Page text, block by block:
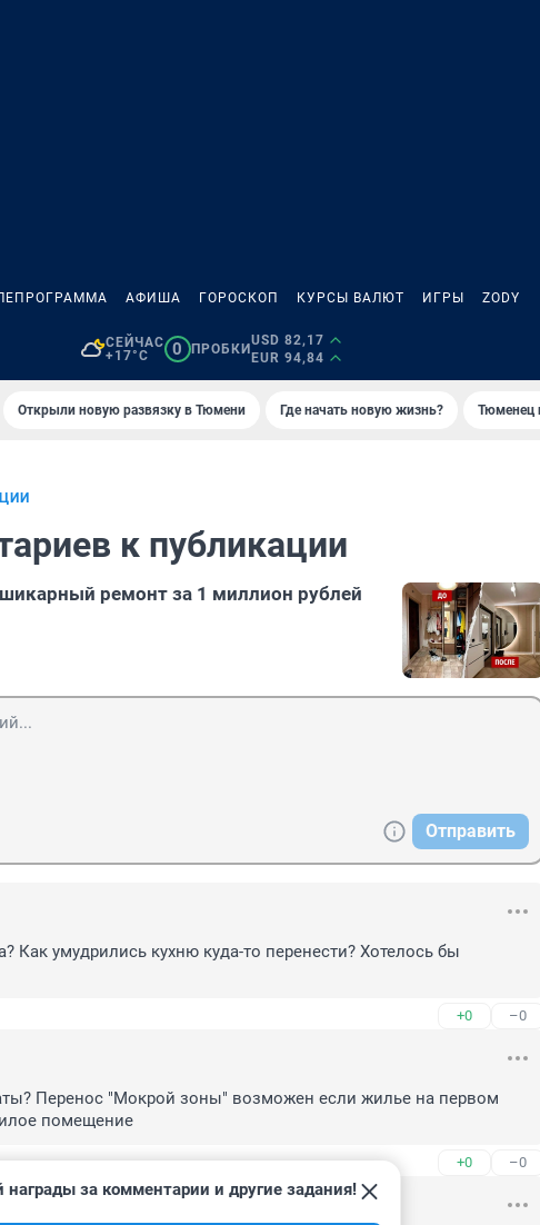
АФИША ГОРОСКОП КУРСЫ ВАЛЮТ ИГРЫ ZODY
СЕЙЧАС
+17°C
0 ПРОБКИ
USD 82,17
EUR 94,84
Открыли новую развязку в Тюмени Где начать новую жизнь? Тюменец
к публикации
ремонт за 1 миллион рублей
Отправить
Как умудрились кухню куда-то перенести? Хотелось бы
+0 –0
Перенос "Мокрой зоны" возможен если жилье на первом
помещение
+0 –0
награды за комментарии и другие задания!